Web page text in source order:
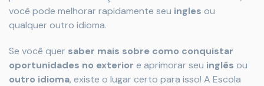
você pode melhorar rapidamente seu ingles ou
qualquer outro idioma.
Se você quer saber mais sobre como conquistar
oportunidades no exterior e aprimorar seu inglês ou
outro idioma, existe o lugar certo para isso! A Escola